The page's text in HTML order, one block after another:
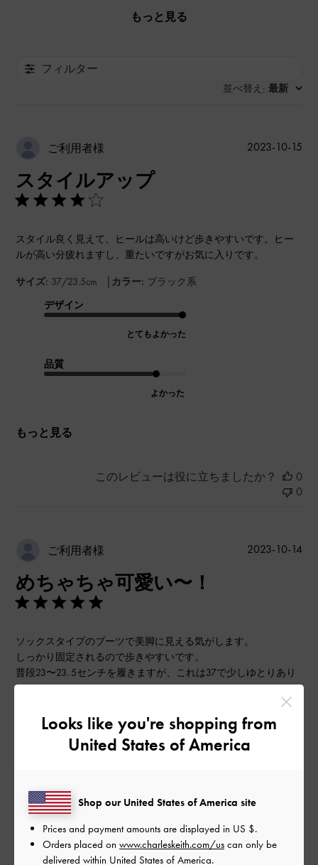
もっと見る
フィルター
並べ替え : 最新
ご利用者様
スタイルアップ
スタイル良く見えて、ヒールは高いけど歩きやすいです。ヒー
ルが高い分疲れますし、重たいですがお気に入りです。
サイズ: 37/23.5cm | カラー: ブラック系
デザイン
とてもよかった
品質
よかった
もっと見る
公
2023-10-15
このレビューは役に立ちましたか？
0
0
ご利用者様
めちゃちゃ可愛い〜！
ソックスタイプのブーツで美脚に見える気がします。
しっかり固定されるので歩きやすいです。
普段23〜23. 5センチを履きますが、これは37で少しゆとりあり
でした。
サイズ: 37/23.5cm
ブラック系
デザイン
品質
よかった
公
2023-10-14
Looks like you're shopping from
United States of America
Shop our United States of America site
Prices and payment amounts are displayed in US $.
Orders placed on www.charleskeith.com/us can only be
delivered within United States of America.